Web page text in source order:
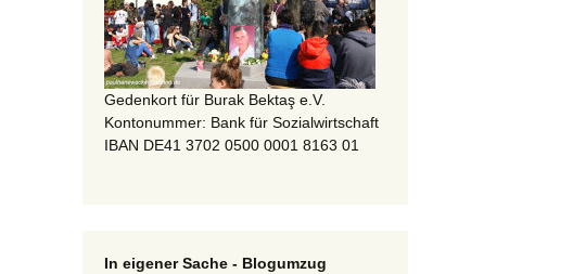
Gedenkort für Burak Bektaş e.V.
Kontonummer: Bank für Sozialwirtschaft
IBAN DE41 3702 0500 0001 8163 01
In eigener Sache - Blogumzug